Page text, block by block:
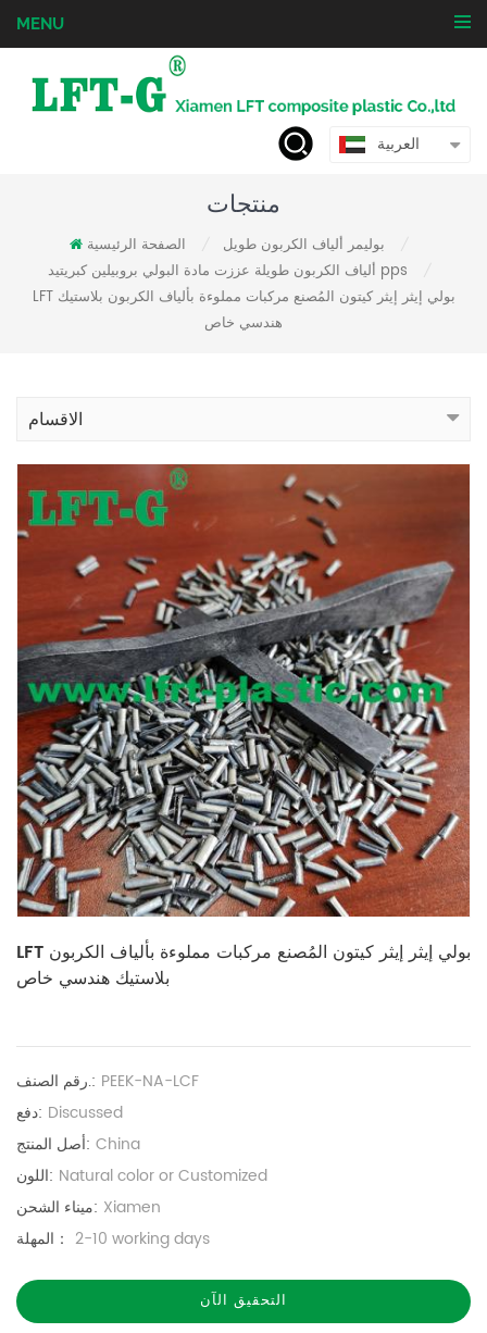
MENU
العربية
منتجات
الصفحة الرئيسية بوليمر ألياف الكربون طويل
ألياف الكربون طويلة عززت مادة البولي بروبيلين كبريتيد pps
LFT بولي إيثر إيثر كيتون المُصنع مركبات مملوءة بألياف الكربون بلاستيك
هندسي خاص
الاقسام
LFT بولي إيثر إيثر كيتون المُصنع مركبات مملوءة بألياف الكربون
بلاستيك هندسي خاص
رقم الصنف.: PEEK-NA-LCF
دفع: Discussed
أصل المنتج: China
اللون: Natural color or Customized
ميناء الشحن: Xiamen
المهلة： 2-10 working days
التحقيق الآن